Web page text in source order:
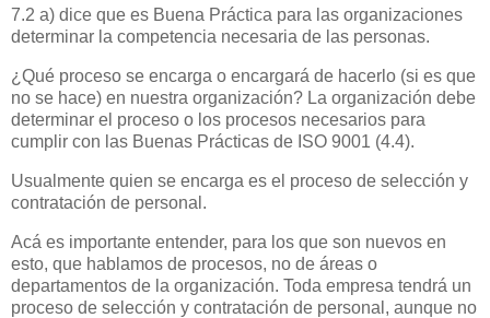
7.2 a) dice que es Buena Práctica para las organizaciones
determinar la competencia necesaria de las personas.
¿Qué proceso se encarga o encargará de hacerlo (si es que
no se hace) en nuestra organización? La organización debe
determinar el proceso o los procesos necesarios para
cumplir con las Buenas Prácticas de ISO 9001 (4.4).
Usualmente quien se encarga es el proceso de selección y
contratación de personal.
Acá es importante entender, para los que son nuevos en
esto, que hablamos de procesos, no de áreas o
departamentos de la organización. Toda empresa tendrá un
proceso de selección y contratación de personal, aunque no